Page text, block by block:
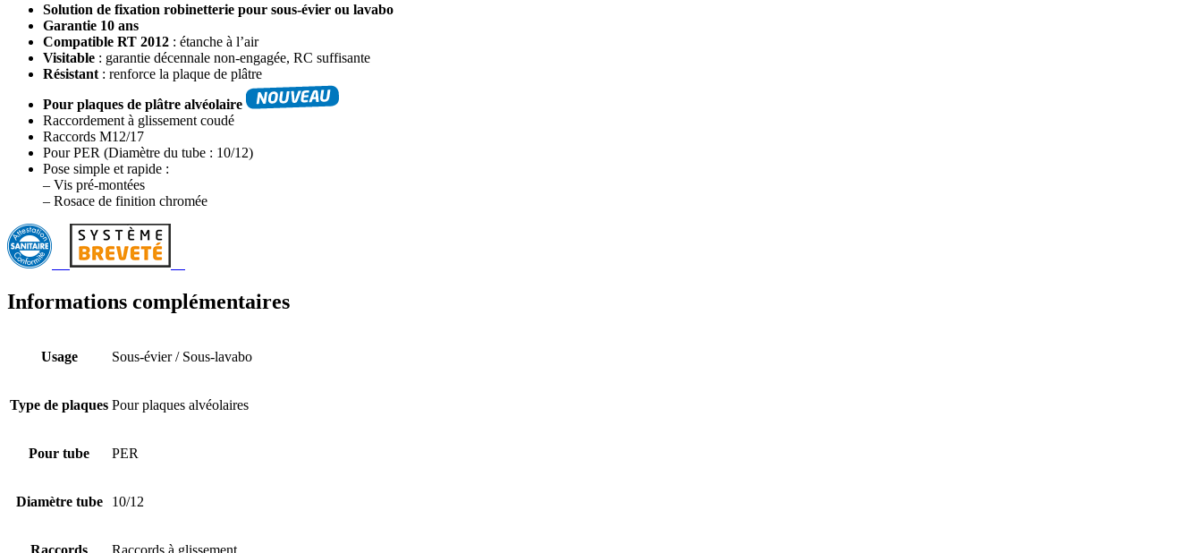
Solution de fixation robinetterie pour sous-évier ou lavabo
Garantie 10 ans
Compatible RT 2012 : étanche à l’air
Visitable : garantie décennale non-engagée, RC suffisante
Résistant : renforce la plaque de plâtre
Pour plaques de plâtre alvéolaire
Raccordement à glissement coudé
Raccords M12/17
Pour PER (Diamètre du tube : 10/12)
Pose simple et rapide :
– Vis pré-montées
– Rosace de finition chromée
Informations complémentaires
Usage Sous-évier / Sous-lavabo
Type de plaques Pour plaques alvéolaires
Pour tube PER
Diamètre tube 10/12
Raccords Raccords à glissement